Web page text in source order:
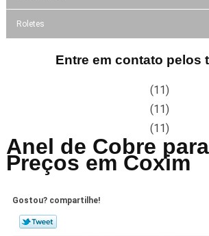
Roletes
Entre em contato pelos
(11)
(11)
(11)
Anel de Cobre
Preços em Coxim
Gostou? compartilhe!